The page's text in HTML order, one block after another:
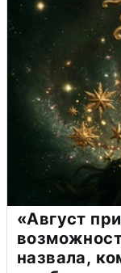
«Август
назвала,